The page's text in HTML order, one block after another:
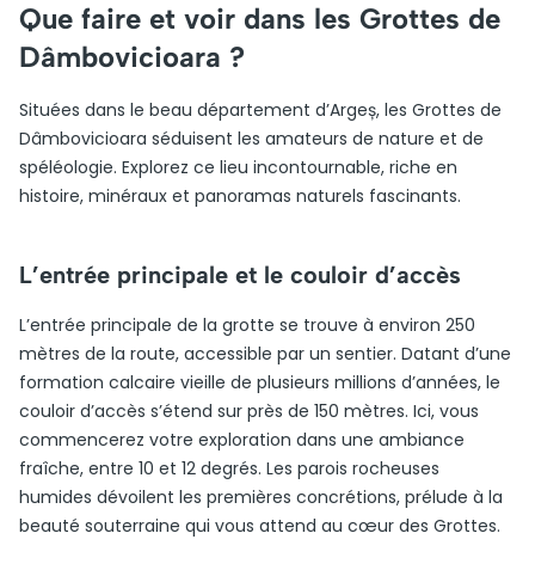
Que faire et voir dans les Grottes de
Dâmbovicioara ?
Situées dans le beau département d’Argeș, les Grottes de
Dâmbovicioara séduisent les amateurs de nature et de
spéléologie. Explorez ce lieu incontournable, riche en
histoire, minéraux et panoramas naturels fascinants.
L’entrée principale et le couloir d’accès
L’entrée principale de la grotte se trouve à environ 250
mètres de la route, accessible par un sentier. Datant d’une
formation calcaire vieille de plusieurs millions d’années, le
couloir d’accès s’étend sur près de 150 mètres. Ici, vous
commencerez votre exploration dans une ambiance
fraîche, entre 10 et 12 degrés. Les parois rocheuses
humides dévoilent les premières concrétions, prélude à la
beauté souterraine qui vous attend au cœur des Grottes.